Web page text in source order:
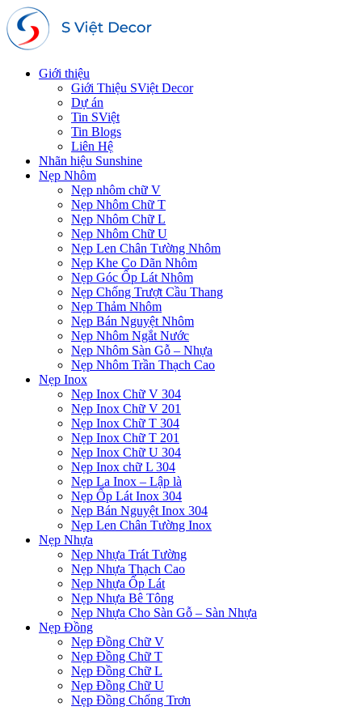
Giới thiệu
Giới Thiệu SViệt Decor
Dự án
Tin SViệt
Tin Blogs
Liên Hệ
Nhãn hiệu Sunshine
Nẹp Nhôm
Nẹp nhôm chữ V
Nẹp Nhôm Chữ T
Nẹp Nhôm Chữ L
Nẹp Nhôm Chữ U
Nẹp Len Chân Tường Nhôm
Nẹp Khe Co Dãn Nhôm
Nẹp Góc Ốp Lát Nhôm
Nẹp Chống Trượt Cầu Thang
Nẹp Thảm Nhôm
Nẹp Bán Nguyệt Nhôm
Nẹp Nhôm Ngắt Nước
Nẹp Nhôm Sàn Gỗ – Nhựa
Nẹp Nhôm Trần Thạch Cao
Nẹp Inox
Nẹp Inox Chữ V 304
Nẹp Inox Chữ V 201
Nẹp Inox Chữ T 304
Nẹp Inox Chữ T 201
Nẹp Inox Chữ U 304
Nẹp Inox chữ L 304
Nẹp La Inox – Lập là
Nẹp Ốp Lát Inox 304
Nẹp Bán Nguyệt Inox 304
Nẹp Len Chân Tường Inox
Nẹp Nhựa
Nẹp Nhựa Trát Tường
Nẹp Nhựa Thạch Cao
Nẹp Nhựa Ốp Lát
Nẹp Nhựa Bê Tông
Nẹp Nhựa Cho Sàn Gỗ – Sàn Nhựa
Nẹp Đồng
Nẹp Đồng Chữ V
Nẹp Đồng Chữ T
Nẹp Đồng Chữ L
Nẹp Đồng Chữ U
Nẹp Đồng Chống Trơn